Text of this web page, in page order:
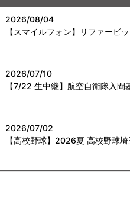
2026/08/04
【スマイルフォン】リファービ
2026/07/10
【7/22 生中継】航空自衛隊入
2026/07/02
【高校野球】2026夏 高校野球